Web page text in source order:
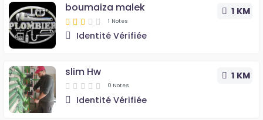
1 KM
boumaiza malek
1 Notes
Identité Vérifiée
1 KM
slim Hw
0 Notes
Identité Vérifiée